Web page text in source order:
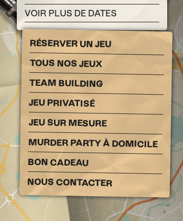
VOIR PLUS DE DATES
RÉSERVER UN JEU
TOUS NOS JEUX
TEAM BUILDING
JEU PRIVATISÉ
JEU SUR MESURE
MURDER PARTY À DOMICILE
BON CADEAU
NOUS CONTACTER